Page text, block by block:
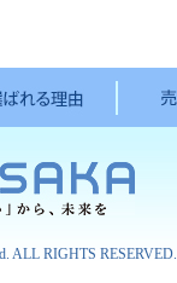
ALL RIGHTS RESERVED.